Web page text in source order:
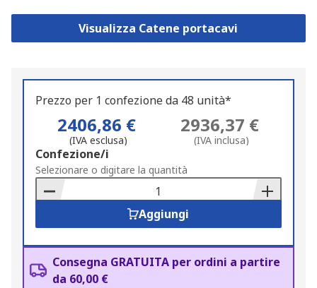
Visualizza Catene portacavi
Prezzo per 1 confezione da 48 unità*
2406,86 €
(IVA esclusa)
2936,37 €
(IVA inclusa)
Add
to
Basket
Confezione/i
Selezionare o digitare la quantità
Aggiungi
Consegna GRATUITA per ordini a partire
da 60,00 €